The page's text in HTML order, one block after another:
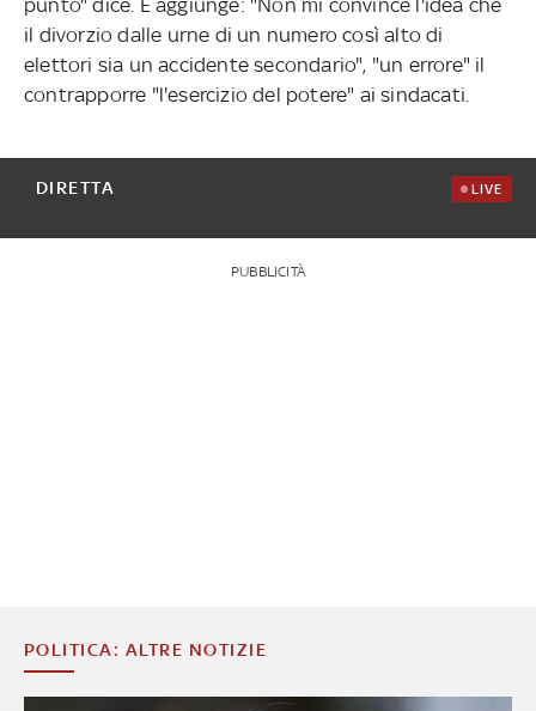
il divorzio dalle urne di un numero così alto di
elettori sia un accidente secondario", "un errore" il
contrapporre "l'esercizio del potere" ai sindacati.
DIRETTA LIVE
PUBBLICITÀ
POLITICA: ALTRE NOTIZIE